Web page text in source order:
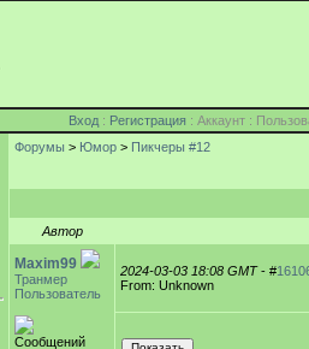
Вход : Регистрация : Аккаунт :
Форумы > Юмор > Пикчеры #12
Автор
Maxim99
Транмер
Пользователь
Сообщений
2024-03-03 18:08 GMT- #
From: Unknown